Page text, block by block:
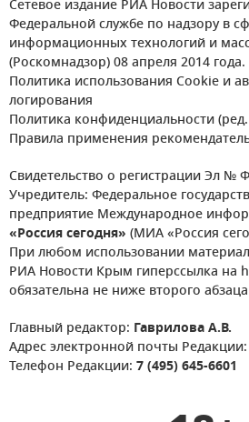
Сетевое издание РИА Новости
Федеральной службе по надзору в
информационных технологий и
(Роскомнадзор) 08 апреля 2014 года.
Политика использования Cookie и
логирования
Политика конфиденциальности (ред.
Правила применения
Свидетельство о регистрации Эл №
Учредитель: Федеральное
предприятие Международное
«Россия сегодня» (МИА «Россия
При любом использовании
РИА Новости Крым гиперссылка на
обязательна не ниже второго абзаца
Главный редактор: Гаврилова А.В.
Адрес электронной почты Редакции:
Телефон Редакции: 7 (495) 645-6601